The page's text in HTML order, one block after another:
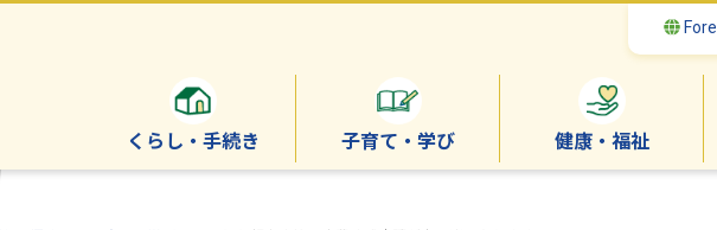
くらし・手続き 子育て・学び 健康・福祉